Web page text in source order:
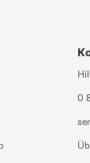
0